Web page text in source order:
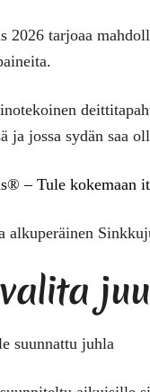
2026 tarjoaa
ja jossa sydän saa
– Tule kokemaan
alkuperäinen
suunnattu juhla